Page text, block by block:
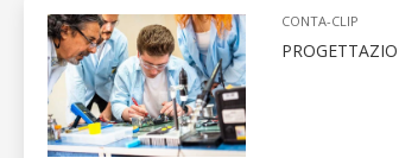
CONTA-CLIP